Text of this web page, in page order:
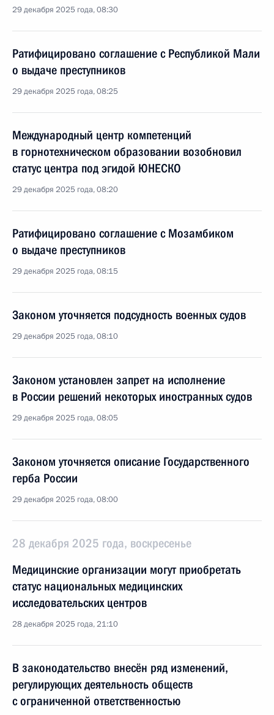
29 декабря 2025 года, 08:30
Ратифицировано соглашение с Республикой Мали
о выдаче преступников
29 декабря 2025 года, 08:25
Международный центр компетенций
в горнотехническом образовании возобновил
статус центра под эгидой ЮНЕСКО
29 декабря 2025 года, 08:20
Ратифицировано соглашение с Мозамбиком
о выдаче преступников
29 декабря 2025 года, 08:15
Законом уточняется подсудность военных судов
29 декабря 2025 года, 08:10
Законом установлен запрет на исполнение
в России решений некоторых иностранных судов
29 декабря 2025 года, 08:05
Законом уточняется описание Государственного
герба России
29 декабря 2025 года, 08:00
28 декабря 2025 года, воскресенье
Медицинские организации могут приобретать
статус национальных медицинских
исследовательских центров
28 декабря 2025 года, 21:10
В законодательство внесён ряд изменений,
регулирующих деятельность обществ
с ограниченной ответственностью